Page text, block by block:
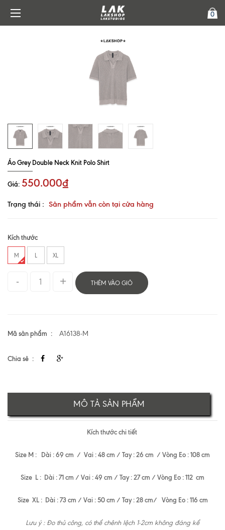
0
Áo Grey Double Neck Knit Polo Shirt
Giá: 550.000₫
Trạng thái : Sản phẩm vẫn còn tại cửa hàng
Kích thước
M L XL
THÊM VÀO GIỎ
Mã sản phẩm A16138-M
Chia sẻ
MÔ TẢ SẢN PHẨM
Kích thước chi tiết
Size M : Dài : 69 cm / Vai : 48 cm / Tay : 26 cm / Vòng Eo : 108 cm
Size L : Dài : 71 cm / Vai : 49 cm / Tay : 27 cm / Vòng Eo : 112 cm
Size XL : Dài : 73 cm / Vai : 50 cm / Tay : 28 cm/ Vòng Eo : 116 cm
Lưu ý : Đo thủ công, có thể chênh lệch 1-2cm không đáng kể